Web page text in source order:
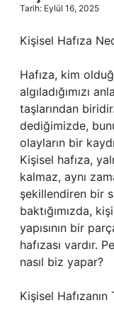
Hakkımızda
Tarih: Eylül 16, 2025
Kişisel Hafıza
Hafıza, kim
algıladığımızı
taşlarından
dediğimizde,
olayların bir
Kişisel hafıza,
kalmaz, aynı
şekillendiren bir
baktığımızda,
yapısının bir
hafızası vardır.
nasıl biz yapar?
Kişisel Hafızanın